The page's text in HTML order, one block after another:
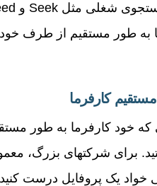
کارفرما
که خود کارفرما به طور
برای شرکتهای بزرگ،
خواد یک پروفایل درست